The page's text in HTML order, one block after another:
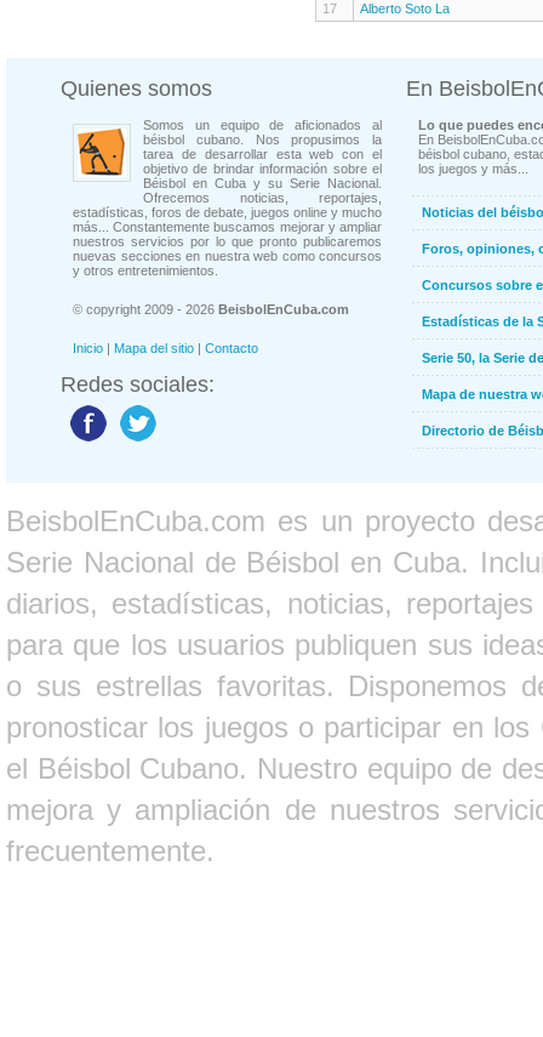
17
Alberto Soto La
Quienes somos
Somos un equipo de aficionados al
béisbol cubano. Nos propusimos la
tarea de desarrollar esta web con el
objetivo de brindar información sobre el
Béisbol en Cuba y su Serie Nacional.
Ofrecemos noticias, reportajes,
estadísticas, foros de debate, juegos online y mucho
más... Constantemente buscamos mejorar y ampliar
nuestros servicios por lo que pronto publicaremos
nuevas secciones en nuestra web como concursos
y otros entretenimientos.
© copyright 2009 - 2026 BeisbolEnCuba.com
Inicio | Mapa del sitio | Contacto
Redes sociales:
En
Lo que puedes
En
béisbol cubano,
los juegos y más...
Noticias del
Foros, opiniones,
Concursos sobre
Estadísticas de la
Serie 50, la Serie
Mapa de nuestra
Directorio de
BeisbolEnCuba.com es un proyecto
Serie Nacional de Béisbol en Cuba.
diarios, estadísticas, noticias,
para que los usuarios publiquen sus
o sus estrellas favoritas. Disponemos
pronosticar los juegos o participar en
el Béisbol Cubano. Nuestro equipo de
mejora y ampliación de nuestros
frecuentemente.